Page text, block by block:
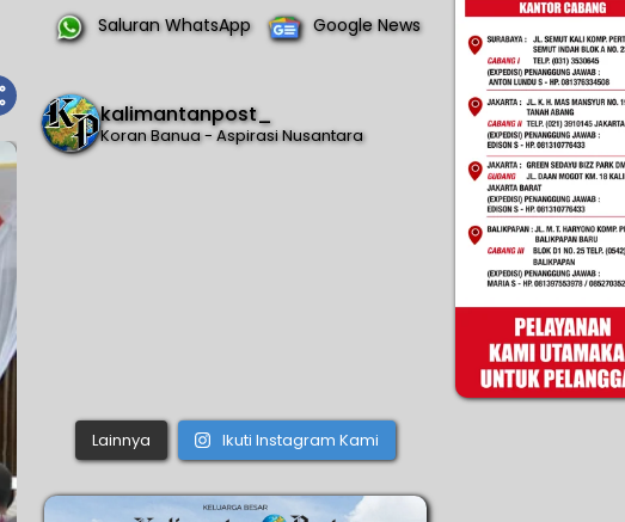
Saluran WhatsApp Google News
kalimantanpost_
Koran Banua - Aspirasi Nusantara
Lainnya Ikuti Instagram Kami